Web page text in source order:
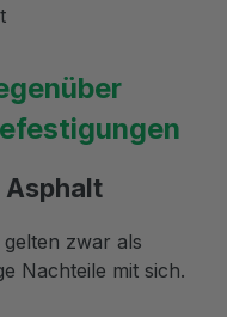
Asphalt
zwar als
Nachteile mit sich.